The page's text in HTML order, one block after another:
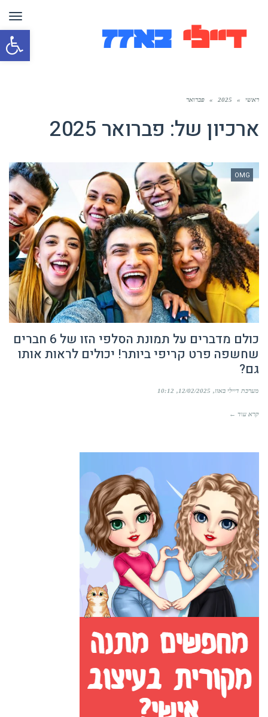
ראשי »
2025
» פברואר
ארכיון של: פברואר 2025
OMG
כולם מדברים על תמונת הסלפי הזו של 6 חברים
שחשפה פרט קריפי ביותר! יכולים לראות אותו
גם?
מערכת דיילי באזז 12/02/2025
10:12
קרא עוד ←